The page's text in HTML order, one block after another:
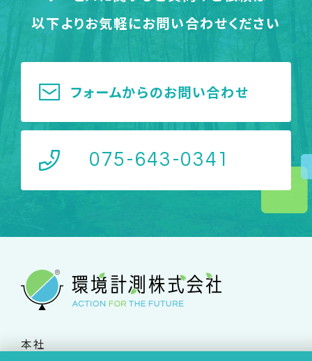
以下よりお気軽にお問い合わせください
フォームからのお問い合わせ
075-643-0341
本社